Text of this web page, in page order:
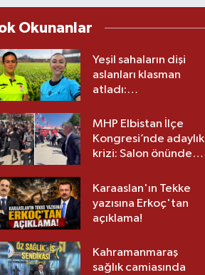
Okunanlar
Yeşil sahaların dişi
aslanları klasman
atladı:
üst lige iki transfer!
MHP Elbistan İlçe
Kongresi’nde adaylık
krizi: Salon önünde
Karaaslan'ın Tekke
yazısına Erkoç'tan
açıklama!
Kahramanmaraş
sağlık camiasında